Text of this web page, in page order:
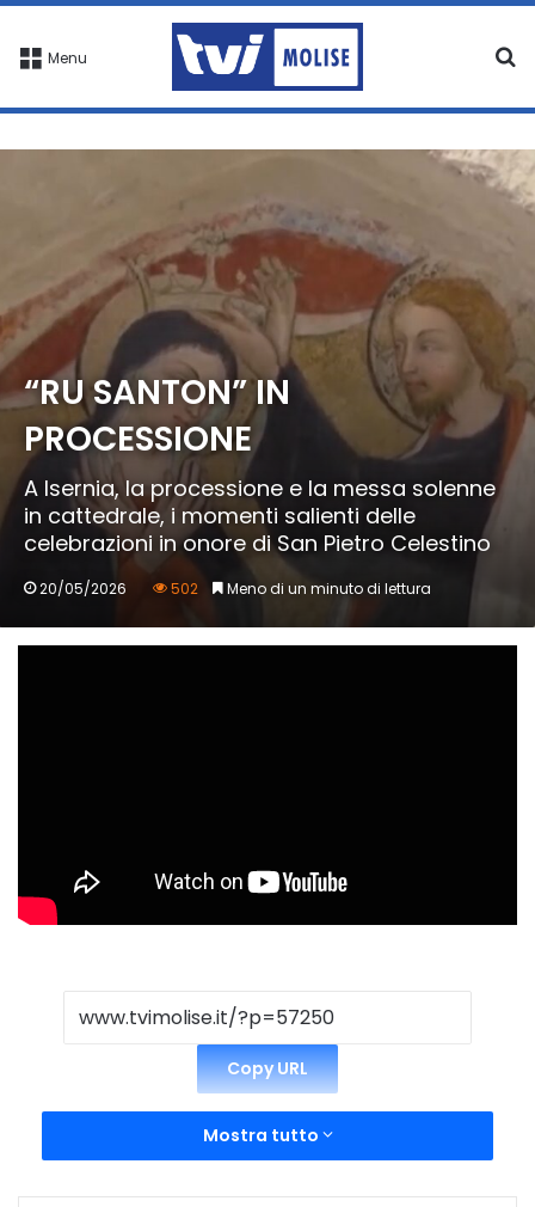
Menu
“RU SANTON” IN
PROCESSIONE
A Isernia, la processione e la messa solenne
in cattedrale, i momenti salienti delle
celebrazioni in onore di San Pietro Celestino
20/05/2026 502 Meno di un minuto di lettura
Copy URL
Mostra tutto